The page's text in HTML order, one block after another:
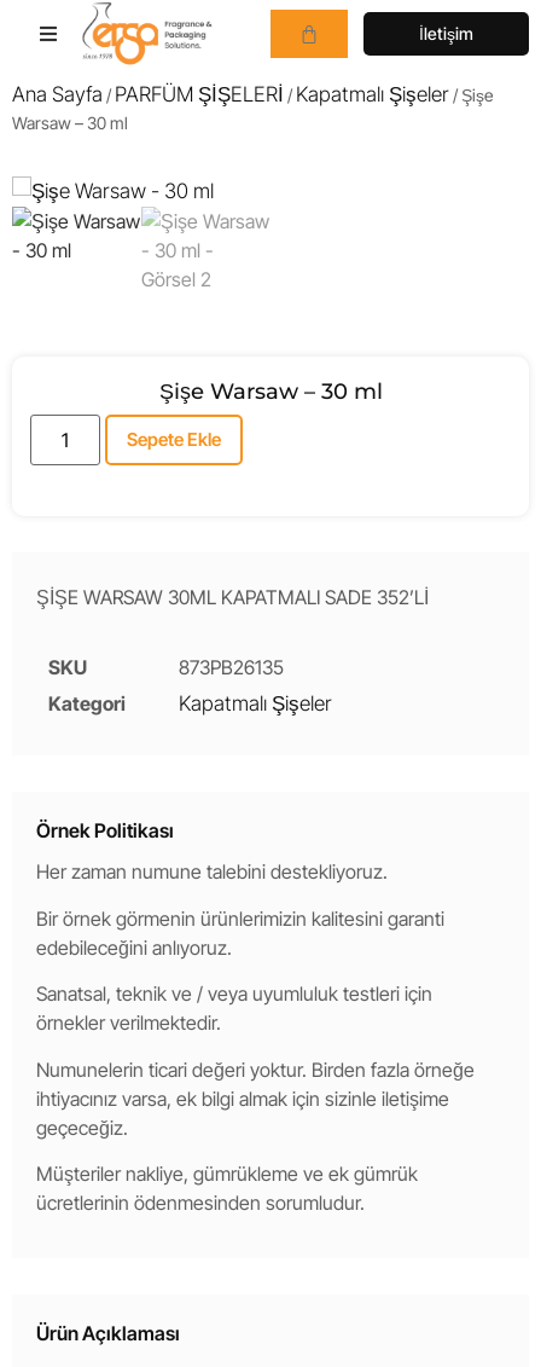
İletişim
Ana Sayfa /PARFÜM ŞİŞELERİ /Kapatmalı Şişeler/ Şişe
Warsaw – 30 ml
Şişe Warsaw – 30 ml
Sepete Ekle
ŞİŞE WARSAW 30ML KAPATMALI SADE 352’Lİ
SKU
873PB26135
Kategori
Kapatmalı Şişeler
Örnek Politikası
Her zaman numune talebini destekliyoruz.
Bir örnek görmenin ürünlerimizin kalitesini garanti
edebileceğini anlıyoruz.
Sanatsal, teknik ve / veya uyumluluk testleri için
örnekler verilmektedir.
Numunelerin ticari değeri yoktur. Birden fazla örneğe
ihtiyacınız varsa, ek bilgi almak için sizinle iletişime
geçeceğiz.
Müşteriler nakliye, gümrükleme ve ek gümrük
ücretlerinin ödenmesinden sorumludur.
Ürün Açıklaması